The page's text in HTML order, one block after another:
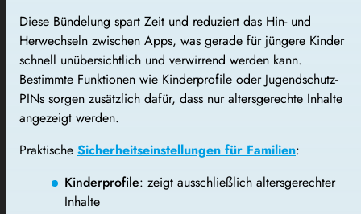
Diese Bündelung spart Zeit und reduziert das Hin- und
Herwechseln zwischen Apps, was gerade für jüngere Kinder
schnell unübersichtlich und verwirrend werden kann.
Bestimmte Funktionen wie Kinderprofile oder Jugendschutz-
PINs sorgen zusätzlich dafür, dass nur altersgerechte Inhalte
angezeigt werden.
Praktische Sicherheitseinstellungen für Familien:
Kinderprofile: zeigt ausschließlich altersgerechter
Inhalte